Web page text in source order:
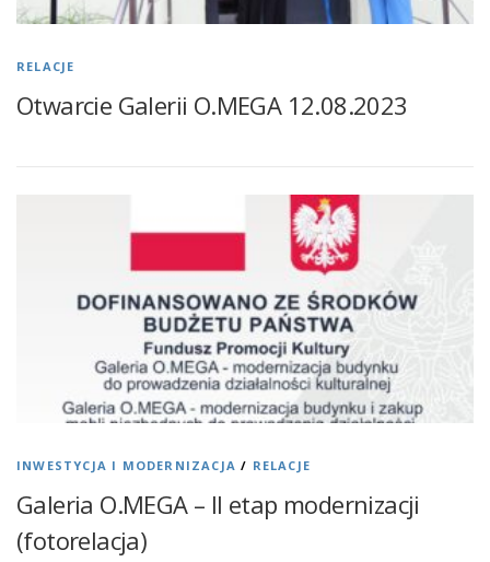
RELACJE
Otwarcie Galerii O.MEGA 12.08.2023
INWESTYCJA I MODERNIZACJA / RELACJE
Galeria O.MEGA – II etap modernizacji
(fotorelacja)